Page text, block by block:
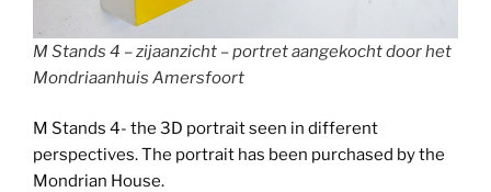
M Stands 4 – zijaanzicht – portret aangekocht door het
Mondriaanhuis Amersfoort
M Stands 4- the 3D portrait seen in different
perspectives. The portrait has been purchased by the
Mondrian House.